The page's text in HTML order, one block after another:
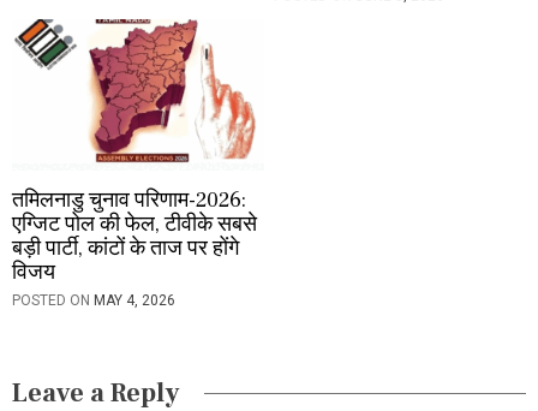
तमिलनाडु चुनाव परिणाम-2026:
एग्जिट पोल की फेल, टीवीके सबसे
बड़ी पार्टी, कांटों के ताज पर होंगे
विजय
POSTED ON MAY 4, 2026
Leave a Reply